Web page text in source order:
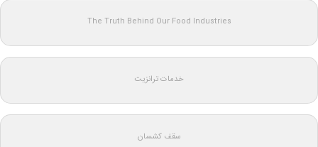
The Truth Behind Our Food Industries
خدمات ترانزیت
سقف کشسان